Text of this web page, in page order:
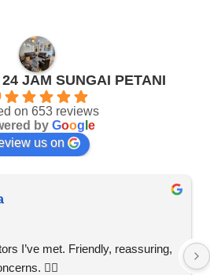
JAM SUNGAI PETANI
on 653 reviews
by Goog e
us on
I’ve met. Friendly, reassuring,
👍🏼